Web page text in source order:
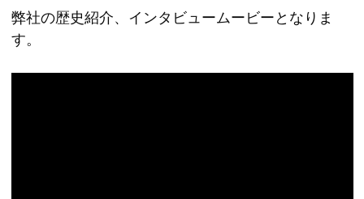
弊社の歴史紹介、インタビュームービーとなりま
す。